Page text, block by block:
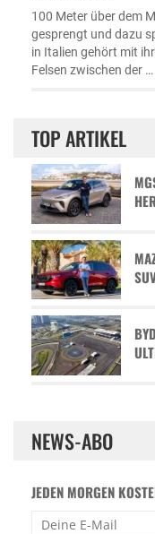
100 Meter über dem
gesprengt und dazu
in Italien gehört mit
Felsen zwischen der …
TOP ARTIKEL
NEWS-ABO
JEDEN MORGEN